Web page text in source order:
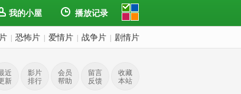
我的小屋 播放记录
恐怖片 爱情片 战争片 剧情片
近
新
影片
排行
会员
帮助
留言
反馈
收藏
本站